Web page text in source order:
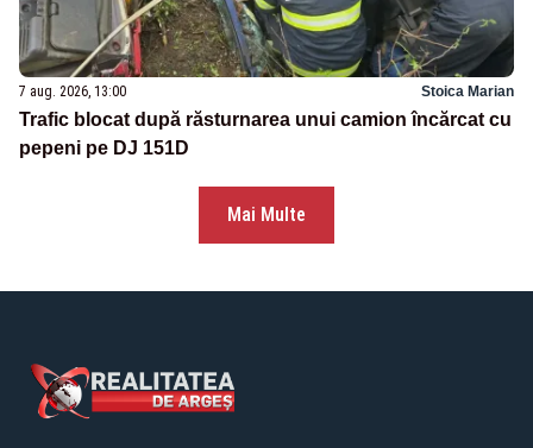
7 aug. 2026, 13:00 Stoica Marian
Trafic blocat după răsturnarea unui camion încărcat cu
pepeni pe DJ 151D
Mai Multe